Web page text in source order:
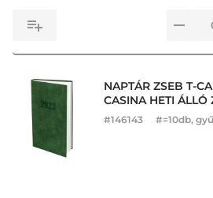
NAPTÁR ZSEB T-
CASINA HETI ÁLLÓ
#146143 #=10db,